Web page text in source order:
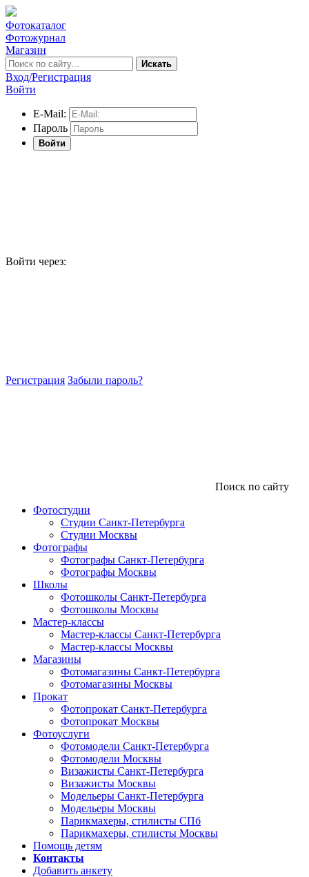
Фотокаталог
Фотожурнал
Магазин
Искать
Вход/Регистрация
Войти
E-Mail:
Пароль
Войти
Войти через:
Регистрация Забыли пароль?
Поиск по сайту
Фотостудии
Студии Санкт-Петербурга
Студии Москвы
Фотографы
Фотографы Санкт-Петербурга
Фотографы Москвы
Школы
Фотошколы Санкт-Петербурга
Фотошколы Москвы
Мастер-классы
Мастер-классы Санкт-Петербурга
Мастер-классы Москвы
Магазины
Фотомагазины Санкт-Петербурга
Фотомагазины Москвы
Прокат
Фотопрокат Санкт-Петербурга
Фотопрокат Москвы
Фотоуслуги
Фотомодели Санкт-Петербурга
Фотомодели Москвы
Визажисты Санкт-Петербурга
Визажисты Москвы
Модельеры Санкт-Петербурга
Модельеры Москвы
Парикмахеры, стилисты СПб
Парикмахеры, стилисты Москвы
Помощь детям
Контакты
Добавить анкету